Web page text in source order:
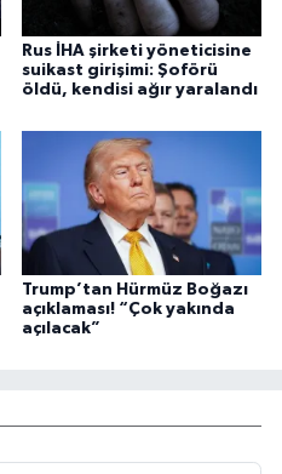
Rus İHA şirketi yöneticisine
suikast girişimi: Şoförü
öldü, kendisi ağır yaralandı
Trump’tan Hürmüz Boğazı
açıklaması! “Çok yakında
açılacak”